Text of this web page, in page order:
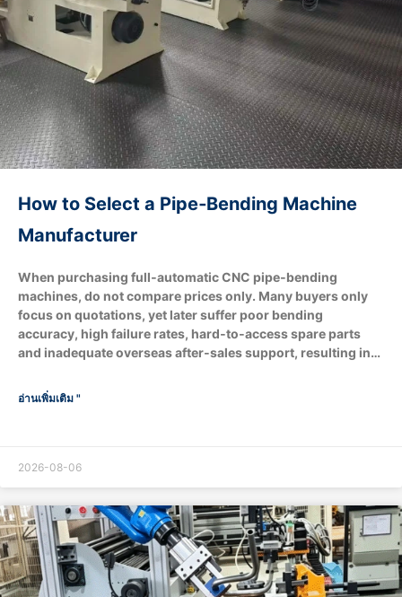
How to Select a Pipe‑Bending Machine
Manufacturer
When purchasing full‑automatic CNC pipe‑bending
machines, do not compare prices only. Many buyers only
focus on quotations, yet later suffer poor bending
accuracy, high failure rates, hard‑to‑access spare parts
and inadequate overseas after‑sales support, resulting in
machine manufacturer shall match your tube‑processing
supplying standard regular‑version machines. Verify real
manufacturing capacity and avoid trading middlemen
Evaluate technical matching capability Send complete tube
parameters to the manufacturer: tube outer diameter, wall
thickness, material (carbon…
อ่านเพิ่มเติม "
2026-08-06